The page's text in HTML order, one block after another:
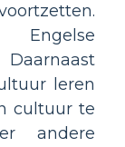
leren
cultuur te
andere